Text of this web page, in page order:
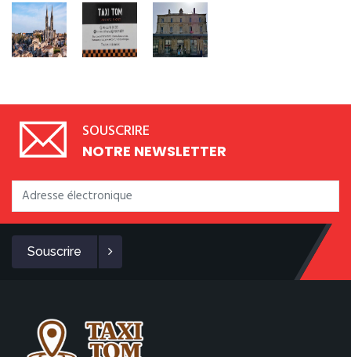
SOUSCRIRE
NOTRE NEWSLETTER
Souscrire